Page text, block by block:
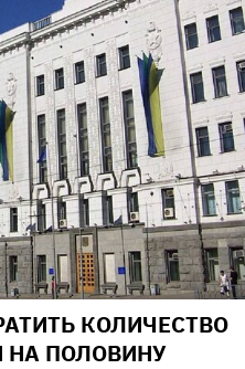
КОЛИЧЕСТВО
НА ПОЛОВИНУ